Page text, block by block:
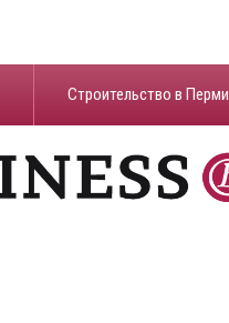
Строительство в Перми